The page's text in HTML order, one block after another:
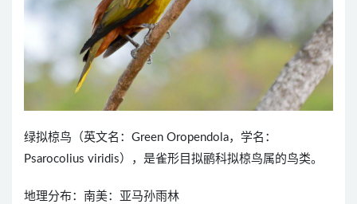
绿拟椋鸟（英文名：Green Oropendola，学名：
Psarocolius viridis），是雀形目拟鹂科拟椋鸟属的鸟类。
地理分布：南美：亚马孙雨林